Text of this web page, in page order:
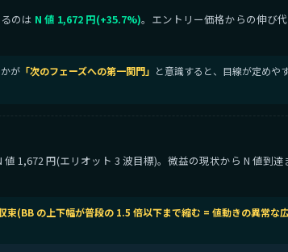
のは N 値 1,672 円(+35.7%)。エントリー価格からの伸び
が 「次のフェーズへの第一関門」 と意識すると、目線が定めや
1,672 円(エリオット 3 波目標)。微益の現状から N 値到達
束(BB の上下幅が普段の 1.5 倍以下まで縮む = 値動きの異常な